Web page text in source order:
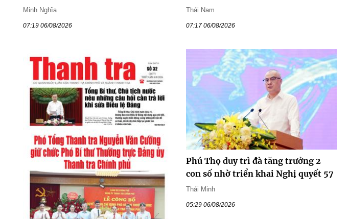
Minh Nghĩa
07:19 06/08/2026
Thái Nam
07:17 06/08/2026
Phú Thọ duy trì đà tăng trưởng 2
con số nhờ triển khai Nghị quyết 57
Thái Minh
05:29 06/08/2026